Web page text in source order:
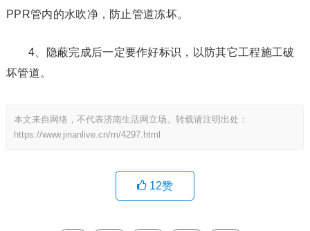
PPR管内的水吹净，防止管道冻坏。
4、隐蔽完成后一定要作好标识，以防其它工程施工破
坏管道。
本文来自网络，不代表济南生活网立场。转载请注明出处：
https://www.jinanlive.cn/m/4297.html
12赞